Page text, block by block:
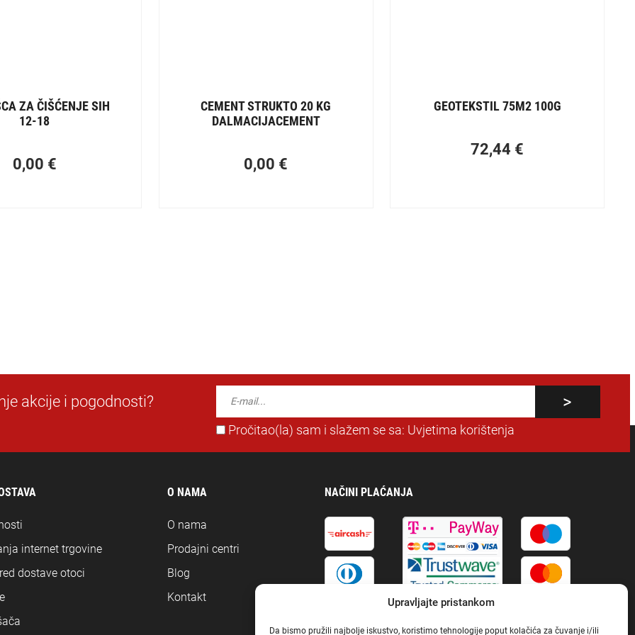
Upravljajte pristankom
Da bismo pružili najbolje iskustvo, koristimo tehnologije poput kolačića za čuvanje i/ili
ZA ČIŠĆENJE SIH
12-18
0,00 €
CEMENT STRUKTO 20 KG
DALMACIJACEMENT
0,00 €
GEOTEKSTIL 75M2 100G
72,44 €
akcije i pogodnosti?
Pročitao(la) sam i slažem se sa: Uvjetima korištenja
internet trgovine
dostave otoci
O NAMA
O nama
Prodajni centri
Blog
Kontakt
NAČINI PLAĆANJA